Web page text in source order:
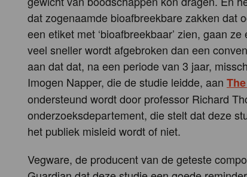
dat zogenaamde bioafbreekbare zakken dat
een etiket met ‘bioafbreekbaar’ zien, gaan
veel sneller wordt afgebroken dan een
aan dat dat, na een periode van 3 jaar,
Imogen Napper, die de studie leidde, aan
ondersteund wordt door professor Richard
onderzoeksdepartement, die stelt dat deze
het publiek misleid wordt of niet.
Vegware, de producent van de geteste